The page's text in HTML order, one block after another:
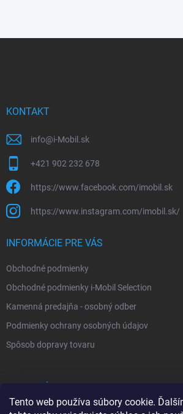
Tento web používa súbory cookie.
KONTAKT
info@i-Mobil.sk
+421 902 232 678
https://www.facebook.com/imobil.sk
https://www.instagram.com/imobil.sk/
INFORMÁCIE PRE VÁS
Obchodné podmienky
Obchodné podmienky i-Mobil Selection
Kamenná predajňa - osobný odber
Podmienky ochrany osobných údajov
Spôsob dopravy tovaru